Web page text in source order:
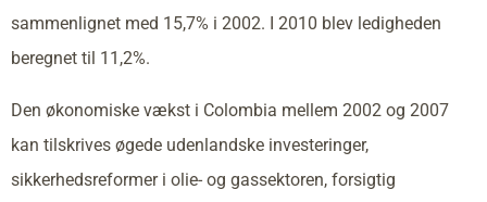
sammenlignet med 15,7% i 2002. I 2010 blev ledigheden
beregnet til 11,2%.
Den økonomiske vækst i Colombia mellem 2002 og 2007
kan tilskrives øgede udenlandske investeringer,
sikkerhedsreformer i olie- og gassektoren, forsigtig